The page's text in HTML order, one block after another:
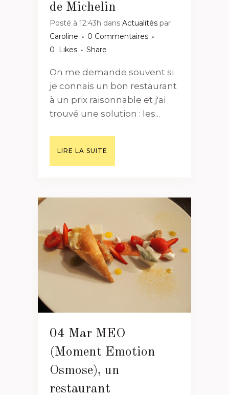
de Michelin
Posté à 12:43h dans Actualités par
Caroline
0 Commentaires
0
Likes Share
On me demande souvent si
je connais un bon restaurant
à un prix raisonnable et j'ai
trouvé une solution : les...
LIRE LA SUITE
04 Mar MEO
(Moment Emotion
Osmose), un
restaurant